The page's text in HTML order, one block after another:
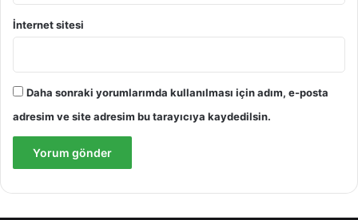
İnternet sitesi
Daha sonraki yorumlarımda kullanılması için adım, e-posta
adresim ve site adresim bu tarayıcıya kaydedilsin.